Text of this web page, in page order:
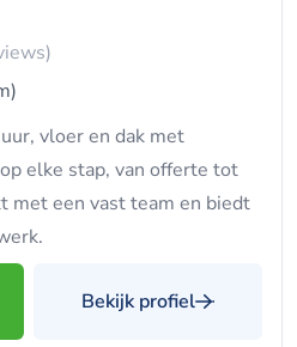
vloer en dak met
elke stap, van offerte tot
met een vast team en biedt
Bekijk profiel